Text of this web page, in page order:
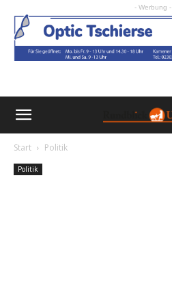
- Werbung -
Start Politik
Politik